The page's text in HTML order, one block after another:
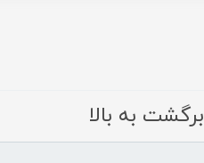
برگشت به بالا